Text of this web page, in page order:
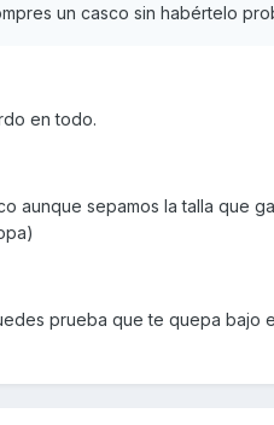
un casco sin habértelo
en todo.
aunque sepamos la talla que
prueba que te quepa bajo